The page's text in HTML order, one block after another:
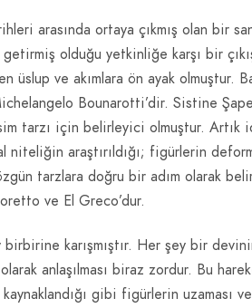
arasında ortaya çıkmış olan bir
getirmiş olduğu yetkinliğe karşı bir
üslup ve akımlara ön ayak olmuştur.
Bounarotti’dir. Sistine
tarzı için belirleyici olmuştur. Artık
niteliğin araştırıldığı; figürlerin
tarzlara doğru bir adım olarak
ve El Greco’dur.
karışmıştır. Her şey bir
anlaşılması biraz zordur. Bu
kaynaklandığı gibi figürlerin uzaması